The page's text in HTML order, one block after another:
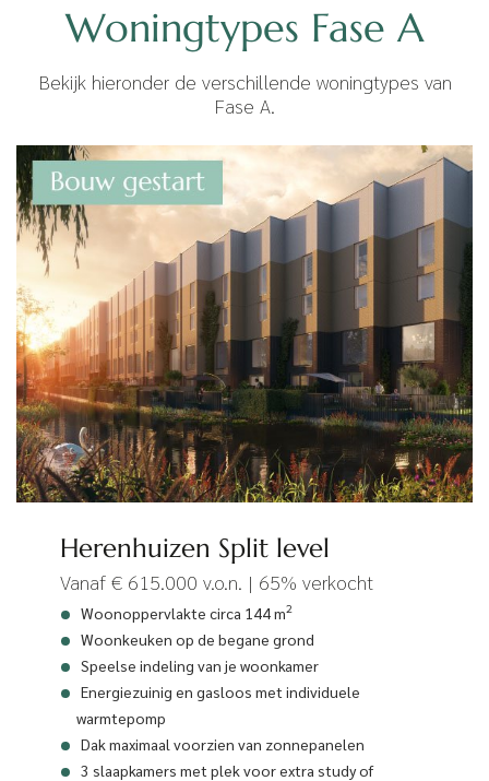
Woningtypes Fase A
Bekijk hieronder de verschillende woningtypes van
Fase A.
Herenhuizen Split level
Vanaf € 615.000 v.o.n. | 65% verkocht
Woonoppervlakte circa 144 m2
Woonkeuken op de begane grond
Speelse indeling van je woonkamer
Energiezuinig en gasloos met individuele
warmtepomp
Dak maximaal voorzien van zonnepanelen
3 slaapkamers met plek voor extra study of